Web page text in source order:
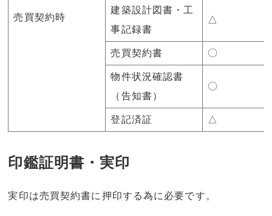
売買契約時
建築設計図書・工
事記録書
△
売買契約書 〇
物件状況確認書
（告知書）
〇
登記済証 △
印鑑証明書・実印
実印は売買契約書に押印する為に必要です。